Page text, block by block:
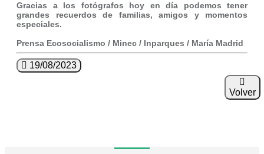
Gracias a los fotógrafos hoy en día podemos tener
grandes recuerdos de familias, amigos y momentos
especiales.
Prensa Ecosocialismo / Minec / Inparques / María Madrid
19/08/2023
Volver